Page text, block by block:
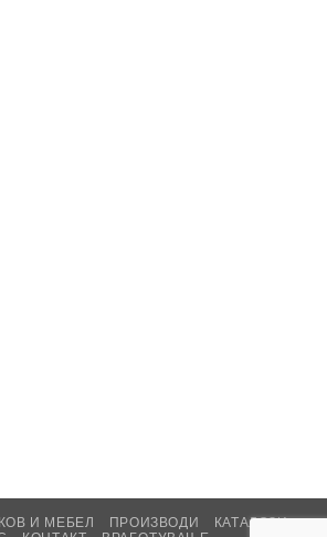
И МЕБЕЛ ПРОИЗВОДИ
КАТАЛОЗИ